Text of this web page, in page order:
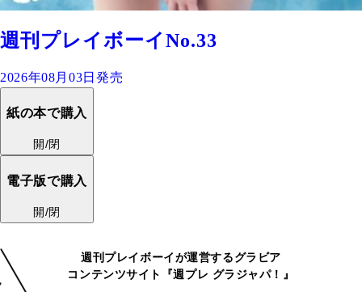
週刊プレイボーイNo.33
2026年08月03日発売
紙の本で購入
開/閉
電子版で購入
開/閉
週刊プレイボーイが運営するグラビア
コンテンツサイト『週プレ グラジャパ！』